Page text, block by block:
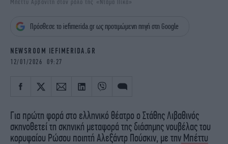
iBOOKS
ΖΩΔΙΑ
OSCARS
NEWSLETTER
Μπέττυ Αρβανίτη στον ρόλο της «Ντάμα Πίκα»
Πρόσθεσε το iefimerida.gr ως προτιμώμενη πηγή στη Google
NEWSROOM IEFIMERIDA.GR
12/01/2026 09:27
Για πρώτη φορά στο ελληνικό θέατρο ο Στάθης Λιβαθινός
σκηνοθετεί τη σκηνική μεταφορά της διάσημης νουβέλας του
κορυφαίου Ρώσου ποιητή Αλεξάντρ Πούσκιν, με την Μπέττυ